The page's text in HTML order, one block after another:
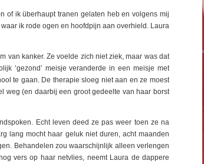
of ik überhaupt tranen gelaten heb en volgens mij
ik rode ogen en hoofdpijn aan overhield. Laura
van kanker. Ze voelde zich niet ziek, maar was dat
‘gezond’ meisje veranderde in een meisje met
te gaan. De therapie sloeg niet aan en ze moest
weg (en daarbij een groot gedeelte van haar borst
Echt leven deed ze pas weer toen ze na
lang mocht haar geluk niet duren, acht maanden
Behandelen zou waarschijnlijk alleen verlengen
vers op haar netvlies, neemt Laura de dappere